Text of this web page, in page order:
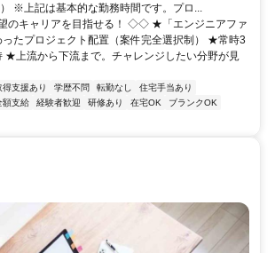
※上記は基本的な勤務時間です。プロ...
のキャリアを目指せる！ ◇◇ ★「エンジニアファ
ったプロジェクト配置（案件完全選択制） ★常時3
★上流から下流まで。チャレンジしたい分野が見
得支援あり 学歴不問 転勤なし
住宅手当あり
額支給 経験者歓迎 研修あり 在宅OK
ブランクOK